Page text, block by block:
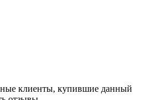
клиенты, купившие данный